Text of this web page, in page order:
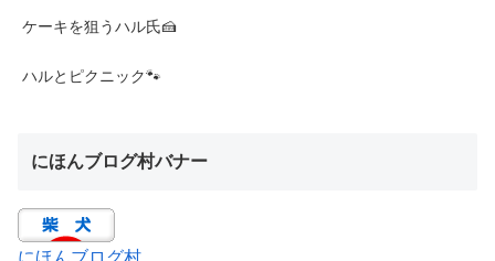
ケーキを狙うハル氏🍰
ハルとピクニック🐾
にほんブログ村バナー
にほんブログ村